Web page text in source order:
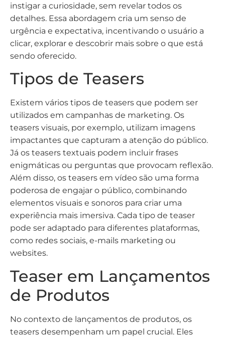
instigar a curiosidade, sem revelar todos os
detalhes. Essa abordagem cria um senso de
urgência e expectativa, incentivando o usuário a
clicar, explorar e descobrir mais sobre o que está
sendo oferecido.
Tipos de Teasers
Existem vários tipos de teasers que podem ser
utilizados em campanhas de marketing. Os
teasers visuais, por exemplo, utilizam imagens
impactantes que capturam a atenção do público.
Já os teasers textuais podem incluir frases
enigmáticas ou perguntas que provocam reflexão.
Além disso, os teasers em vídeo são uma forma
poderosa de engajar o público, combinando
elementos visuais e sonoros para criar uma
experiência mais imersiva. Cada tipo de teaser
pode ser adaptado para diferentes plataformas,
como redes sociais, e-mails marketing ou
websites.
Teaser em Lançamentos
de Produtos
No contexto de lançamentos de produtos, os
teasers desempenham um papel crucial. Eles